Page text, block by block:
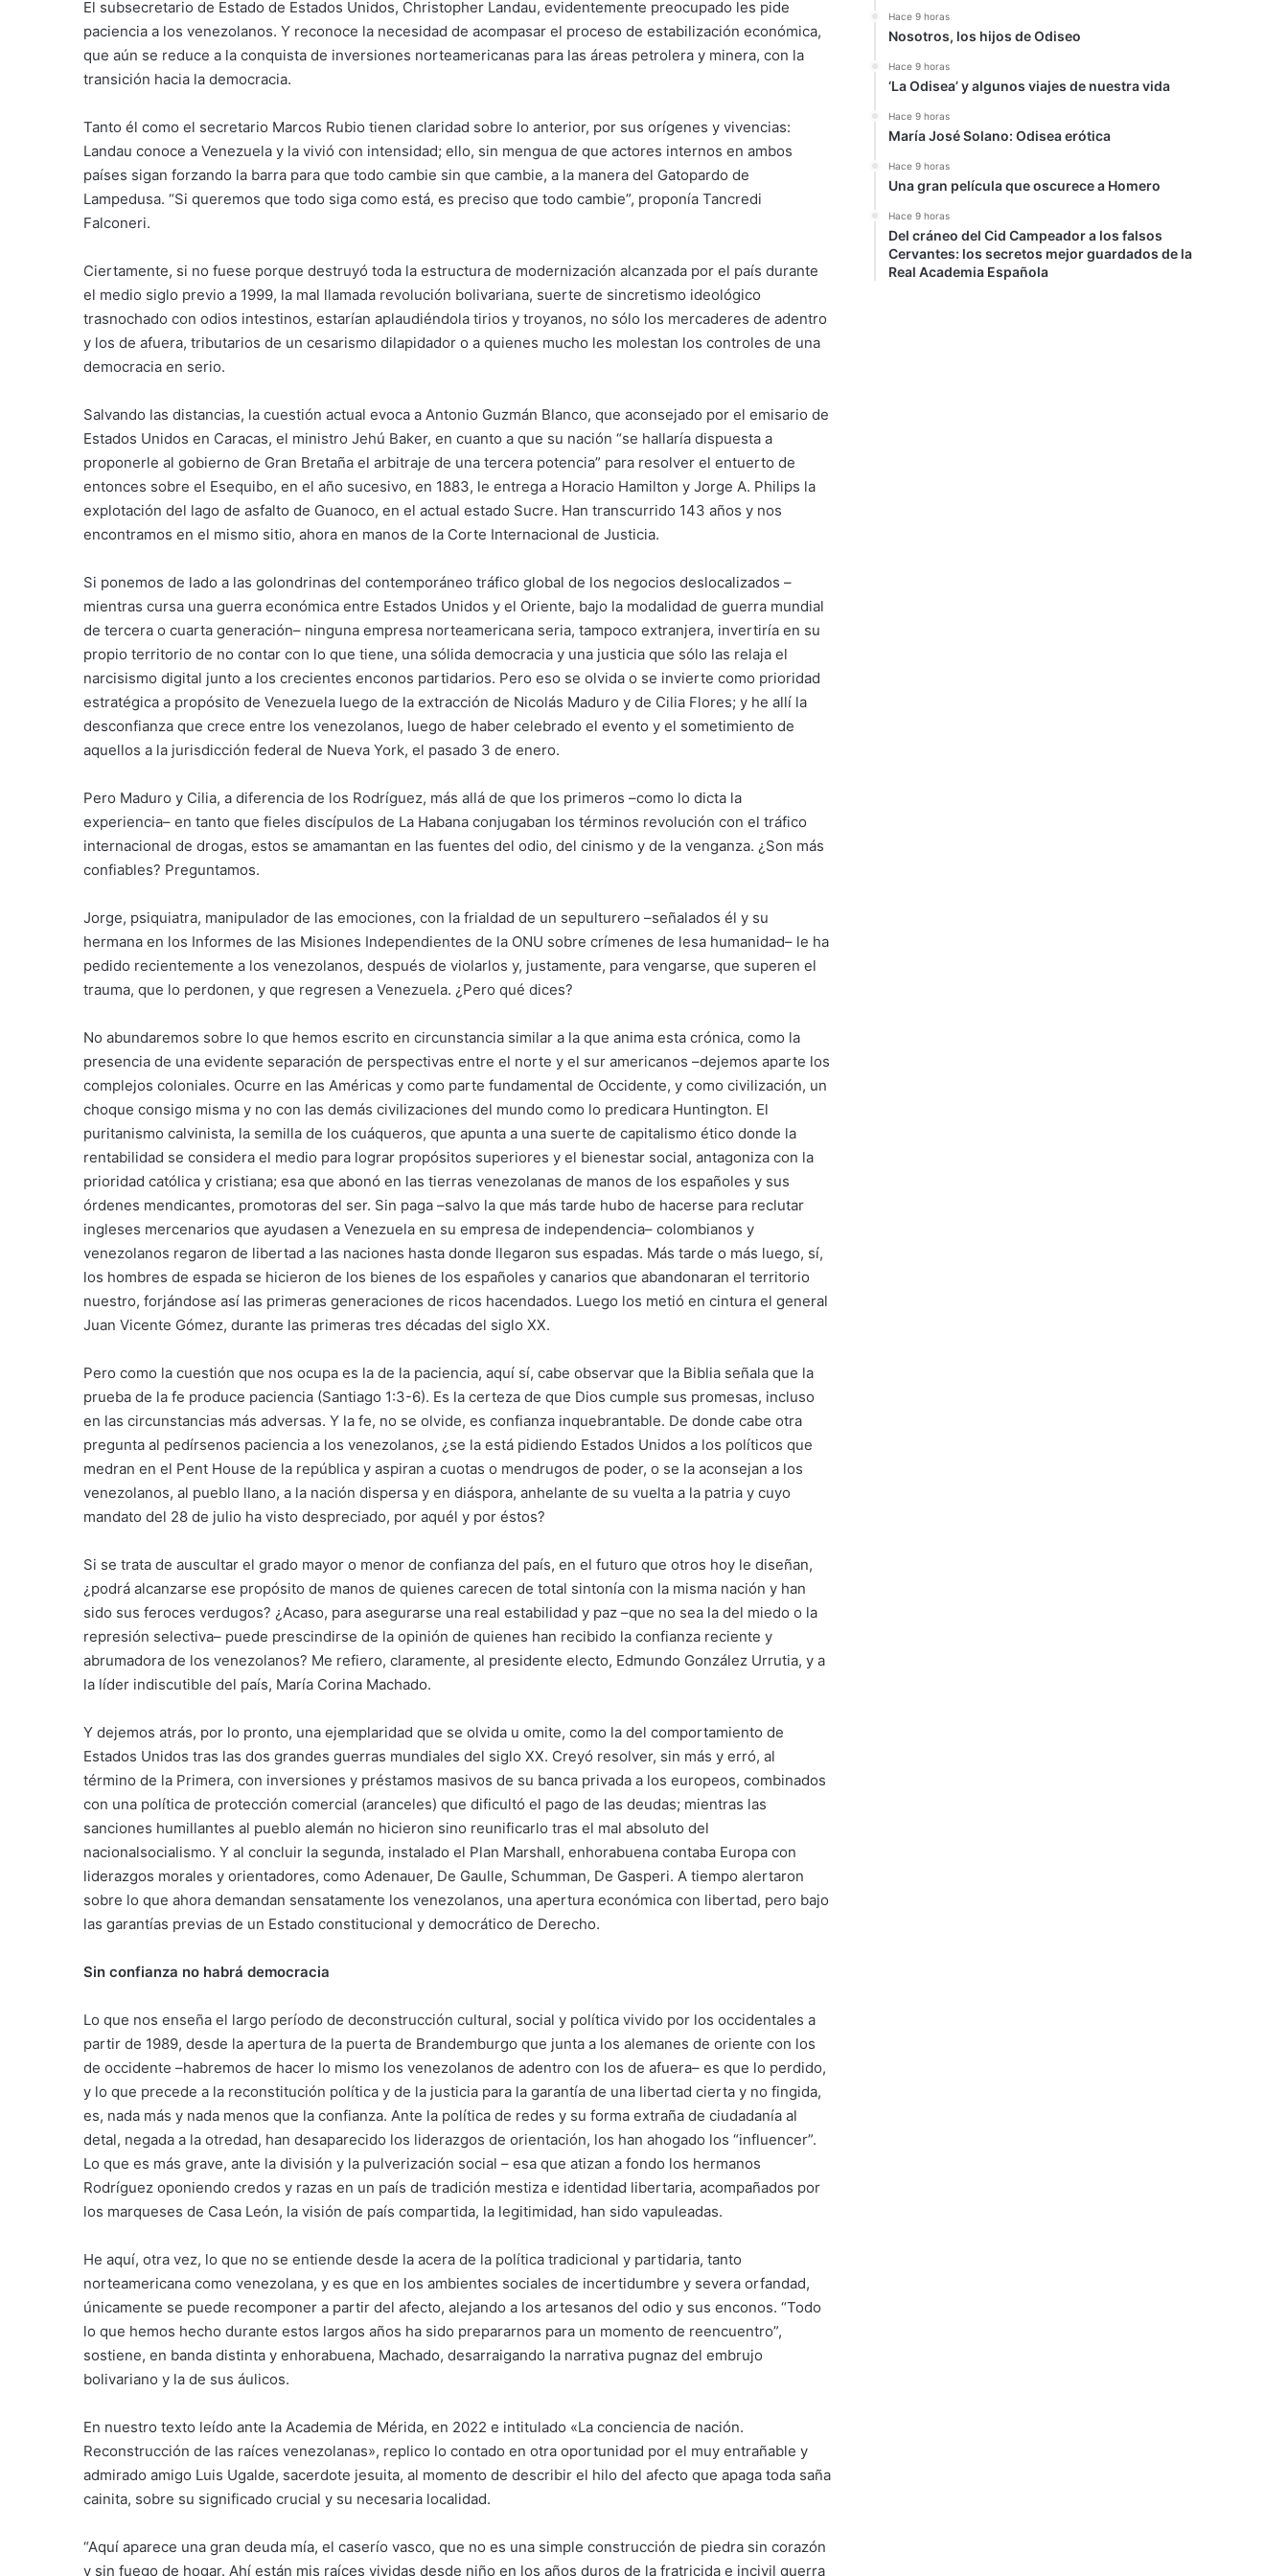
El subsecretario de Estado de Estados Unidos, Christopher Landau, evidentemente preocupado les pide
paciencia a los venezolanos. Y reconoce la necesidad de acompasar el proceso de estabilización económica,
que aún se reduce a la conquista de inversiones norteamericanas para las áreas petrolera y minera, con la
transición hacia la democracia.
Tanto él como el secretario Marcos Rubio tienen claridad sobre lo anterior, por sus orígenes y vivencias:
Landau conoce a Venezuela y la vivió con intensidad; ello, sin mengua de que actores internos en ambos
países sigan forzando la barra para que todo cambie sin que cambie, a la manera del Gatopardo de
Lampedusa. “Si queremos que todo siga como está, es preciso que todo cambie”, proponía Tancredi
Falconeri.
Ciertamente, si no fuese porque destruyó toda la estructura de modernización alcanzada por el país durante
el medio siglo previo a 1999, la mal llamada revolución bolivariana, suerte de sincretismo ideológico
trasnochado con odios intestinos, estarían aplaudiéndola tirios y troyanos, no sólo los mercaderes de adentro
y los de afuera, tributarios de un cesarismo dilapidador o a quienes mucho les molestan los controles de una
democracia en serio.
Salvando las distancias, la cuestión actual evoca a Antonio Guzmán Blanco, que aconsejado por el emisario de
Estados Unidos en Caracas, el ministro Jehú Baker, en cuanto a que su nación “se hallaría dispuesta a
proponerle al gobierno de Gran Bretaña el arbitraje de una tercera potencia” para resolver el entuerto de
entonces sobre el Esequibo, en el año sucesivo, en 1883, le entrega a Horacio Hamilton y Jorge A. Philips la
explotación del lago de asfalto de Guanoco, en el actual estado Sucre. Han transcurrido 143 años y nos
encontramos en el mismo sitio, ahora en manos de la Corte Internacional de Justicia.
Si ponemos de lado a las golondrinas del contemporáneo tráfico global de los negocios deslocalizados –
mientras cursa una guerra económica entre Estados Unidos y el Oriente, bajo la modalidad de guerra mundial
de tercera o cuarta generación– ninguna empresa norteamericana seria, tampoco extranjera, invertiría en su
propio territorio de no contar con lo que tiene, una sólida democracia y una justicia que sólo las relaja el
narcisismo digital junto a los crecientes enconos partidarios. Pero eso se olvida o se invierte como prioridad
estratégica a propósito de Venezuela luego de la extracción de Nicolás Maduro y de Cilia Flores; y he allí la
desconfianza que crece entre los venezolanos, luego de haber celebrado el evento y el sometimiento de
aquellos a la jurisdicción federal de Nueva York, el pasado 3 de enero.
Pero Maduro y Cilia, a diferencia de los Rodríguez, más allá de que los primeros –como lo dicta la
experiencia– en tanto que fieles discípulos de La Habana conjugaban los términos revolución con el tráfico
internacional de drogas, estos se amamantan en las fuentes del odio, del cinismo y de la venganza. ¿Son más
confiables? Preguntamos.
Jorge, psiquiatra, manipulador de las emociones, con la frialdad de un sepulturero –señalados él y su
hermana en los Informes de las Misiones Independientes de la ONU sobre crímenes de lesa humanidad– le ha
pedido recientemente a los venezolanos, después de violarlos y, justamente, para vengarse, que superen el
trauma, que lo perdonen, y que regresen a Venezuela. ¿Pero qué dices?
No abundaremos sobre lo que hemos escrito en circunstancia similar a la que anima esta crónica, como la
presencia de una evidente separación de perspectivas entre el norte y el sur americanos –dejemos aparte los
complejos coloniales. Ocurre en las Américas y como parte fundamental de Occidente, y como civilización, un
choque consigo misma y no con las demás civilizaciones del mundo como lo predicara Huntington. El
puritanismo calvinista, la semilla de los cuáqueros, que apunta a una suerte de capitalismo ético donde la
rentabilidad se considera el medio para lograr propósitos superiores y el bienestar social, antagoniza con la
prioridad católica y cristiana; esa que abonó en las tierras venezolanas de manos de los españoles y sus
órdenes mendicantes, promotoras del ser. Sin paga –salvo la que más tarde hubo de hacerse para reclutar
ingleses mercenarios que ayudasen a Venezuela en su empresa de independencia– colombianos y
venezolanos regaron de libertad a las naciones hasta donde llegaron sus espadas. Más tarde o más luego, sí,
los hombres de espada se hicieron de los bienes de los españoles y canarios que abandonaran el territorio
nuestro, forjándose así las primeras generaciones de ricos hacendados. Luego los metió en cintura el general
Juan Vicente Gómez, durante las primeras tres décadas del siglo XX.
Pero como la cuestión que nos ocupa es la de la paciencia, aquí sí, cabe observar que la Biblia señala que la
prueba de la fe produce paciencia (Santiago 1:3-6). Es la certeza de que Dios cumple sus promesas, incluso
en las circunstancias más adversas. Y la fe, no se olvide, es confianza inquebrantable. De donde cabe otra
pregunta al pedírsenos paciencia a los venezolanos, ¿se la está pidiendo Estados Unidos a los políticos que
medran en el Pent House de la república y aspiran a cuotas o mendrugos de poder, o se la aconsejan a los
venezolanos, al pueblo llano, a la nación dispersa y en diáspora, anhelante de su vuelta a la patria y cuyo
mandato del 28 de julio ha visto despreciado, por aquél y por éstos?
Si se trata de auscultar el grado mayor o menor de confianza del país, en el futuro que otros hoy le diseñan,
¿podrá alcanzarse ese propósito de manos de quienes carecen de total sintonía con la misma nación y han
sido sus feroces verdugos? ¿Acaso, para asegurarse una real estabilidad y paz –que no sea la del miedo o la
represión selectiva– puede prescindirse de la opinión de quienes han recibido la confianza reciente y
abrumadora de los venezolanos? Me refiero, claramente, al presidente electo, Edmundo González Urrutia, y a
la líder indiscutible del país, María Corina Machado.
Y dejemos atrás, por lo pronto, una ejemplaridad que se olvida u omite, como la del comportamiento de
Estados Unidos tras las dos grandes guerras mundiales del siglo XX. Creyó resolver, sin más y erró, al
término de la Primera, con inversiones y préstamos masivos de su banca privada a los europeos, combinados
con una política de protección comercial (aranceles) que dificultó el pago de las deudas; mientras las
sanciones humillantes al pueblo alemán no hicieron sino reunificarlo tras el mal absoluto del
nacionalsocialismo. Y al concluir la segunda, instalado el Plan Marshall, enhorabuena contaba Europa con
liderazgos morales y orientadores, como Adenauer, De Gaulle, Schumman, De Gasperi. A tiempo alertaron
sobre lo que ahora demandan sensatamente los venezolanos, una apertura económica con libertad, pero bajo
las garantías previas de un Estado constitucional y democrático de Derecho.
Sin confianza no habrá democracia
Lo que nos enseña el largo período de deconstrucción cultural, social y política vivido por los occidentales a
partir de 1989, desde la apertura de la puerta de Brandemburgo que junta a los alemanes de oriente con los
de occidente –habremos de hacer lo mismo los venezolanos de adentro con los de afuera– es que lo perdido,
y lo que precede a la reconstitución política y de la justicia para la garantía de una libertad cierta y no fingida,
es, nada más y nada menos que la confianza. Ante la política de redes y su forma extraña de ciudadanía al
detal, negada a la otredad, han desaparecido los liderazgos de orientación, los han ahogado los “influencer”.
Lo que es más grave, ante la división y la pulverización social – esa que atizan a fondo los hermanos
Rodríguez oponiendo credos y razas en un país de tradición mestiza e identidad libertaria, acompañados por
los marqueses de Casa León, la visión de país compartida, la legitimidad, han sido vapuleadas.
He aquí, otra vez, lo que no se entiende desde la acera de la política tradicional y partidaria, tanto
norteamericana como venezolana, y es que en los ambientes sociales de incertidumbre y severa orfandad,
únicamente se puede recomponer a partir del afecto, alejando a los artesanos del odio y sus enconos. “Todo
lo que hemos hecho durante estos largos años ha sido prepararnos para un momento de reencuentro”,
sostiene, en banda distinta y enhorabuena, Machado, desarraigando la narrativa pugnaz del embrujo
bolivariano y la de sus áulicos.
En nuestro texto leído ante la Academia de Mérida, en 2022 e intitulado «La conciencia de nación.
Reconstrucción de las raíces venezolanas», replico lo contado en otra oportunidad por el muy entrañable y
admirado amigo Luis Ugalde, sacerdote jesuita, al momento de describir el hilo del afecto que apaga toda saña
cainita, sobre su significado crucial y su necesaria localidad.
“Aquí aparece una gran deuda mía, el caserío vasco, que no es una simple construcción de piedra sin corazón
y sin fuego de hogar. Ahí están mis raíces vividas desde niño en los años duros de la fratricida e incivil guerra
Hace 9 horas
Nosotros, los hijos de Odiseo
Hace 9 horas
‘La Odisea’ y algunos viajes de nuestra vida
Hace 9 horas
María José Solano: Odisea erótica
Hace 9 horas
Una gran película que oscurece a Homero
Hace 9 horas
Del cráneo del Cid Campeador a los falsos
Cervantes: los secretos mejor guardados de la
Real Academia Española